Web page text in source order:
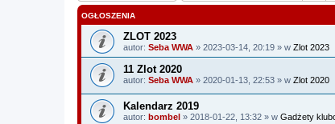
OGŁOSZENIA
ZLOT 2023
autor: Seba WWA » 2023-03-14, 20:19 » w Zlot 2023
11 Zlot 2020
autor: Seba WWA » 2020-01-13, 22:53 » w Zlot 2020
Kalendarz 2019
autor: bombel » 2018-01-22, 13:32 » w Gadżety